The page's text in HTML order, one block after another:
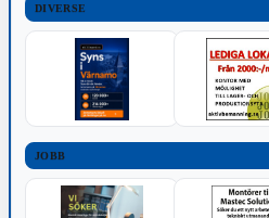
DIVERSE
JOBB